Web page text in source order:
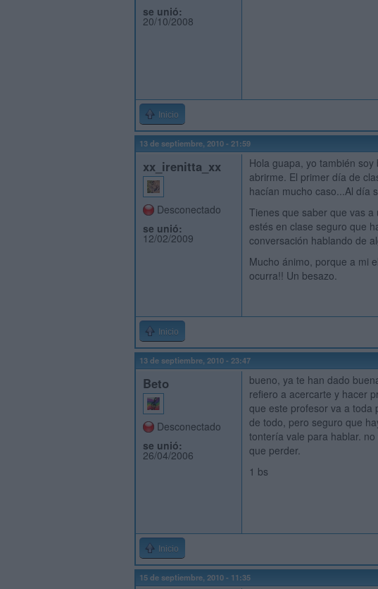
se unió:
20/10/2008
Inicio
13 de septiembre, 2010 - 21:59
xx_irenitta_xx
Desconectado
se unió:
12/02/2009
Hola guapa, yo también
abrirme. El primer día de
hacían mucho caso...Al día
Tienes que saber que vas
estés en clase seguro que
conversación hablando de
Mucho ánimo, porque a mi
ocurra!! Un besazo.
Inicio
13 de septiembre, 2010 - 23:47
Beto
Desconectado
se unió:
26/04/2006
bueno, ya te han dado
refiero a acercarte y hacer
que este profesor va a toda
de todo, pero seguro que
tontería vale para hablar.
que perder.
1 bs
Inicio
15 de septiembre, 2010 - 11:35